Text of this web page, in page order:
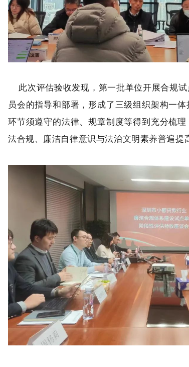
此次评估验收发现，第一批单位开展合规
员会的指导和部署，形成了三级组织架构一
环节须遵守的法律、规章制度等得到充分梳
法合规、廉洁自律意识与法治文明素养普遍提